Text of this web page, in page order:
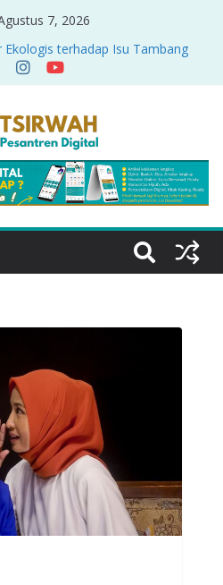
7, 2026
Ekologis terhadap Isu Tambang
IDIOLOGI PADA TAFSIR
dalam Al-Qur’an: “Ketika
di Sosmed”
Kisah Lukman Menjadi